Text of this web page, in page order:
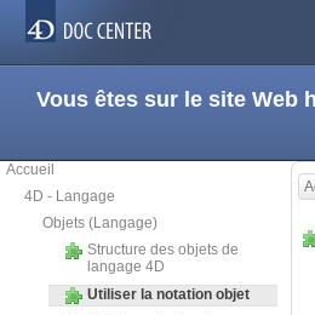
Vous êtes sur le site Web
Accueil
4D - Langage
Objets (Langage)
Structure des objets de
langage 4D
Utiliser la notation objet